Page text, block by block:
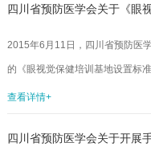
会员资格的请示》，决定对未按
四川省预防医学会关于《眼
2015年6月11日，四川省预防医
的《眼视觉保健培训基地设置标
出意见。日前，我会根据委员会
（见附件）予以公示，公示期限
查看详情+
四川省预防医学会关于开展